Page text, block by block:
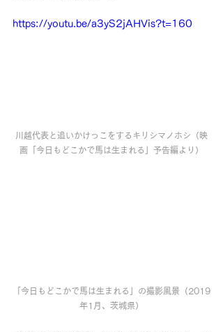
https://youtu.be/a3yS2jAHVis?t=160
川越代表と追いかけっこをするキリシマノホシ（映
画「今日もどこかで馬は生まれる」予告編より）
「今日もどこかで馬は生まれる」の撮影風景（2019
年1月、茨城県）